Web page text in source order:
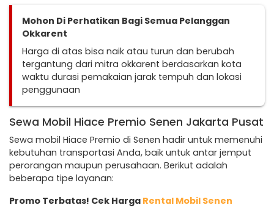
Mohon Di Perhatikan Bagi Semua Pelanggan
Okkarent
Harga di atas bisa naik atau turun dan berubah
tergantung dari mitra okkarent berdasarkan kota
waktu durasi pemakaian jarak tempuh dan lokasi
penggunaan
Sewa Mobil Hiace Premio Senen Jakarta Pusat
Sewa mobil Hiace Premio di Senen hadir untuk memenuhi
kebutuhan transportasi Anda, baik untuk antar jemput
perorangan maupun perusahaan. Berikut adalah
beberapa tipe layanan:
Promo Terbatas! Cek Harga Rental Mobil Senen